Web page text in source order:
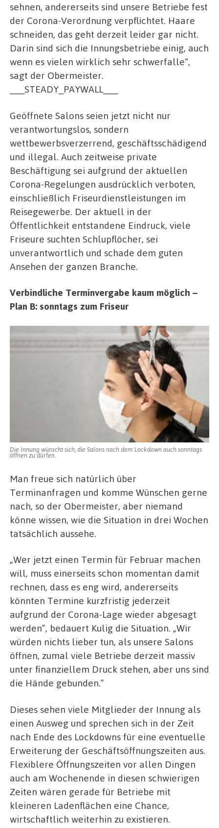
sehnen, andererseits sind unsere Betriebe fest
der Corona-Verordnung verpflichtet. Haare
schneiden, das geht derzeit leider gar nicht.
Darin sind sich die Innungsbetriebe einig, auch
wenn es vielen wirklich sehr schwerfalle“,
sagt der Obermeister.
___STEADY_PAYWALL___
Geöffnete Salons seien jetzt nicht nur
verantwortungslos, sondern
wettbewerbsverzerrend, geschäftsschädigend
und illegal. Auch zeitweise private
Beschäftigung sei aufgrund der aktuellen
Corona-Regelungen ausdrücklich verboten,
einschließlich Friseurdienstleistungen im
Reisegewerbe. Der aktuell in der
Öffentlichkeit entstandene Eindruck, viele
Friseure suchten Schlupflöcher, sei
unverantwortlich und schade dem guten
Ansehen der ganzen Branche.
Verbindliche Terminvergabe kaum möglich –
Plan B: sonntags zum Friseur
Die Innung wünscht sich, die Salons nach dem Lockdown auch sonntags
öffnen zu dürfen.
Man freue sich natürlich über
Terminanfragen und komme Wünschen gerne
nach, so der Obermeister, aber niemand
könne wissen, wie die Situation in drei Wochen
tatsächlich aussehe.
„Wer jetzt einen Termin für Februar machen
will, muss einerseits schon momentan damit
rechnen, dass es eng wird, andererseits
könnten Termine kurzfristig jederzeit
aufgrund der Corona-Lage wieder abgesagt
werden”, bedauert Kulig die Situation. „Wir
würden nichts lieber tun, als unsere Salons
öffnen, zumal viele Betriebe derzeit massiv
unter finanziellem Druck stehen, aber uns sind
die Hände gebunden.”
Dieses sehen viele Mitglieder der Innung als
einen Ausweg und sprechen sich in der Zeit
nach Ende des Lockdowns für eine eventuelle
Erweiterung der Geschäftsöffnungszeiten aus.
Flexiblere Öffnungszeiten vor allen Dingen
auch am Wochenende in diesen schwierigen
Zeiten wären gerade für Betriebe mit
kleineren Ladenflächen eine Chance,
wirtschaftlich weiterhin zu existieren.